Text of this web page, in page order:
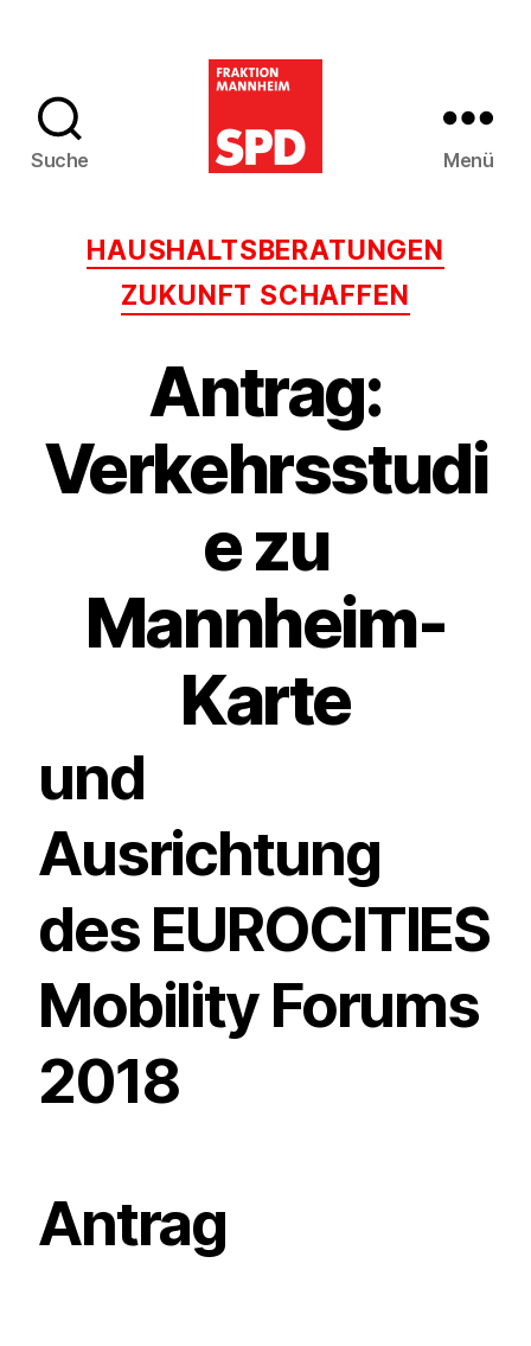
Suche
Mannheim
Menü
Kategorien
HAUSHALTSBERATUNGEN
ZUKUNFT SCHAFFEN
Antrag:
Verkehrsstudi
e zu
Mannheim-
Karte
und
Ausrichtung
des EUROCITIES
Mobility Forums
2018
Antrag